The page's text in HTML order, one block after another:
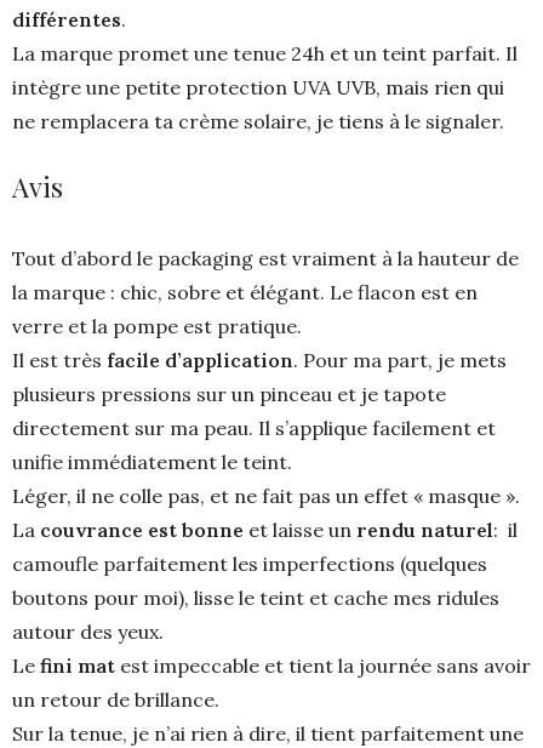
différentes.
La marque promet une tenue 24h et un teint parfait. Il
intègre une petite protection UVA UVB, mais rien qui
ne remplacera ta crème solaire, je tiens à le signaler.
Avis
Tout d’abord le packaging est vraiment à la hauteur de
la marque : chic, sobre et élégant. Le flacon est en
verre et la pompe est pratique.
Il est très facile d’application. Pour ma part, je mets
plusieurs pressions sur un pinceau et je tapote
directement sur ma peau. Il s’applique facilement et
unifie immédiatement le teint.
Léger, il ne colle pas, et ne fait pas un effet « masque ».
La couvrance est bonne et laisse un rendu naturel: il
camoufle parfaitement les imperfections (quelques
boutons pour moi), lisse le teint et cache mes ridules
autour des yeux.
Le fini mat est impeccable et tient la journée sans avoir
un retour de brillance.
Sur la tenue, je n’ai rien à dire, il tient parfaitement une